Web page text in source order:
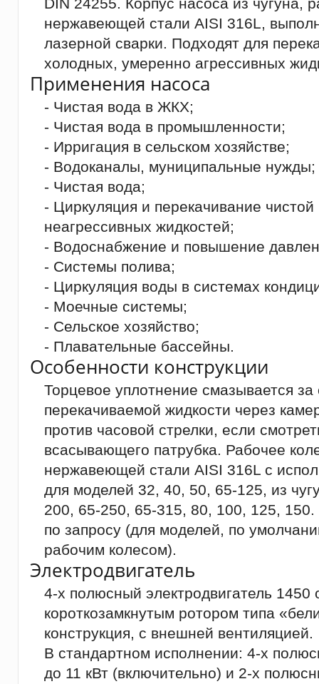
нержавеющей стали AISI 316L,
лазерной сварки. Подходят для
холодных, умеренно агрессивных
Применения насоса
- Чистая вода в ЖКХ;
- Чистая вода в промышленности;
- Ирригация в сельском хозяйстве;
- Водоканалы, муниципальные нужды;
- Чистая вода;
- Циркуляция и перекачивание
неагрессивных жидкостей;
- Водоснабжение и повышение
- Системы полива;
- Циркуляция воды в системах
- Моечные системы;
- Сельское хозяйство;
- Плавательные бассейны.
Особенности конструкции
Торцевое уплотнение смазывается за
перекачиваемой жидкости через
против часовой стрелки, если
всасывающего патрубка. Рабочее
нержавеющей стали AISI 316L с
для моделей 32, 40, 50, 65-125, из
200, 65-250, 65-315, 80, 100, 125,
по запросу (для моделей, по
рабочим колесом).
Электродвигатель
4-х полюсный электродвигатель 1450
короткозамкнутым ротором типа
конструкция, с внешней вентиляцией.
В стандартном исполнении: 4-х
до 11 кВт (включительно) и 2-х